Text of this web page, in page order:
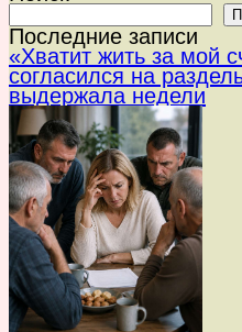
Последние записи
«Хватит жить за мой
согласился на
выдержала недели